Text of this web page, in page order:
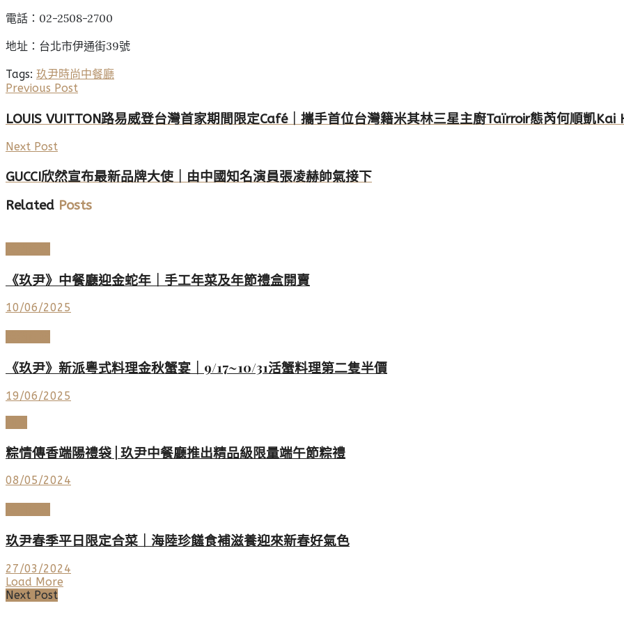
電話：02-2508-2700
地址：台北市伊通街39號
Tags: 玖尹時尚中餐廳
Previous Post
LOUIS VUITTON路易威登台灣首家期間限定Café｜攜手首位台灣籍米其林三星主廚Taïrroir態芮何順凱Kai
Next Post
GUCCI欣然宣布最新品牌大使｜由中國知名演員張凌赫帥氣接下
Related Posts
《玖尹》中餐廳迎金蛇年｜手工年菜及年節禮盒開賣
10/06/2025
《玖尹》新派粵式料理金秋蟹宴｜9/17~10/31活蟹料理第二隻半價
19/06/2025
粽情傳香端陽禮袋 | 玖尹中餐廳推出精品級限量端午節粽禮
08/05/2024
玖尹春季平日限定合菜｜海陸珍饈食補滋養迎來新春好氣色
27/03/2024
Load More
Next Post